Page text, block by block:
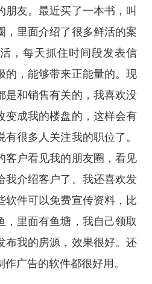
朋友。最近买了一本书，叫
，里面介绍了很多鲜活的案
，每天抓住时间段发表信
的，能够带来正能量的。现
是和销售有关的，我喜欢没
变成我的楼盘的，这样会有
很多人关注我的职位了。
客户看见我的朋友圈，看见
我介绍客户了。我还喜欢发
软件可以免费宣传资料，比
，里面有鱼塘，我自己领取
布我的房源，效果很好。还
广告的软件都很好用。